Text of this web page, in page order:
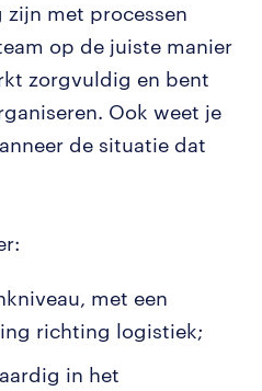
zijn met processen
op de juiste manier
zorgvuldig en bent
Ook weet je
de situatie dat
met een
richting logistiek;
in het